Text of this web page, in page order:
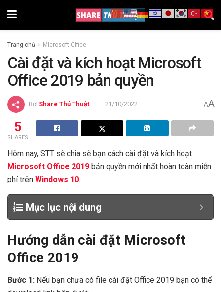
Trang chủ Microsoft Office
Cài đặt và kích hoạt Microsoft
Office 2019 bản quyền
Bởi Share Thủ Thuật 21/10/2022 AA
5
SHARES
Hôm nay, STT sẽ chia sẽ bạn cách cài đặt và kích hoạt
Microsoft Office 2019 bản quyền mới nhất hoàn toàn miễn
phí trên Windows 10.
Mục lục nội dung
Hướng dẫn cài đặt Microsoft
Office 2019
Bước 1: Nếu bạn chưa có file cài đặt Office 2019 bạn có thể